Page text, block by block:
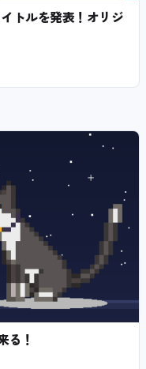
トルを発表！オリジ
る！